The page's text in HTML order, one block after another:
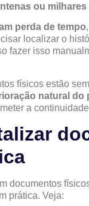
ou
perda de tempo
localizar o
fazer isso
físicos estão
natural do
a
documentos
prática. Veja: